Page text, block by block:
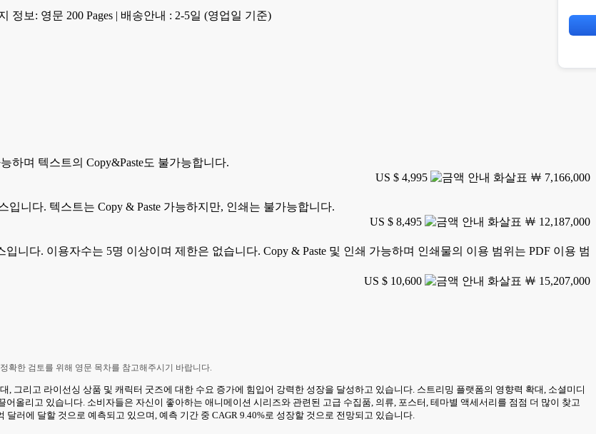
정보: 영문 200 Pages | 배송안내 : 2-5일 (영업일 기준)
하며 텍스트의 Copy&Paste도 불가능합니다.
US $ 4,995
￦ 7,166,000
니다. 텍스트는 Copy & Paste 가능하지만, 인쇄는 불가능합니다.
US $ 8,495
￦ 12,187,000
니다. 이용자수는 5명 이상이며 제한은 없습니다. Copy & Paste 및 인쇄 가능하며 인쇄물의 이용 범위는 PDF 이용 범
US $ 10,600
￦ 15,207,000
확한 검토를 위해 영문 목차를 참고해주시기 바랍니다.
그리고 라이선싱 상품 및 캐릭터 굿즈에 대한 수요 증가에 힘입어 강력한 성장을 달성하고 있습니다. 스트리밍 플랫폼의 영향력 확대, 소셜미디
올리고 있습니다. 소비자들은 자신이 좋아하는 애니메이션 시리즈와 관련된 고급 수집품, 의류, 포스터, 테마별 액세서리를 점점 더 많이 찾고
러에 달할 것으로 예측되고 있으며, 예측 기간 중 CAGR 9.40%로 성장할 것으로 전망되고 있습니다.